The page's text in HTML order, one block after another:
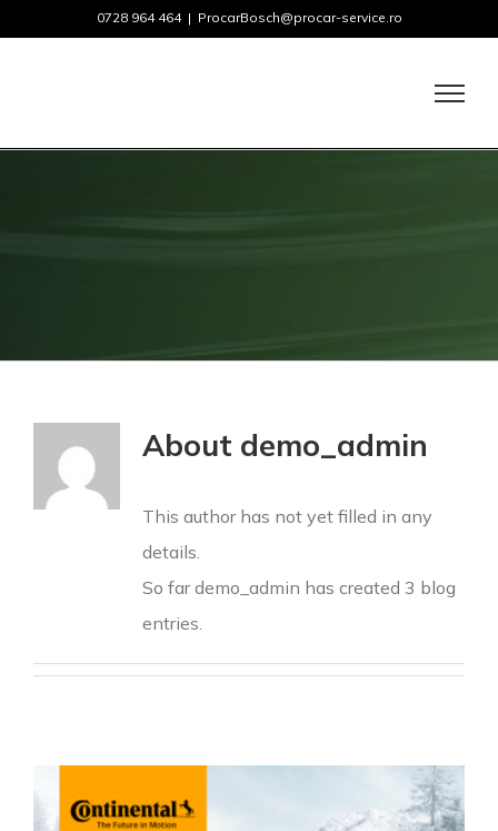
0728 964 464 | ProcarBosch@procar-service.ro
About demo_admin
This author has not yet filled in any
details.
So far demo_admin has created 3 blog
entries.